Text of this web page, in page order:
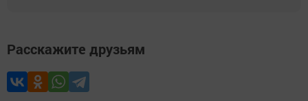
Расскажите друзьям